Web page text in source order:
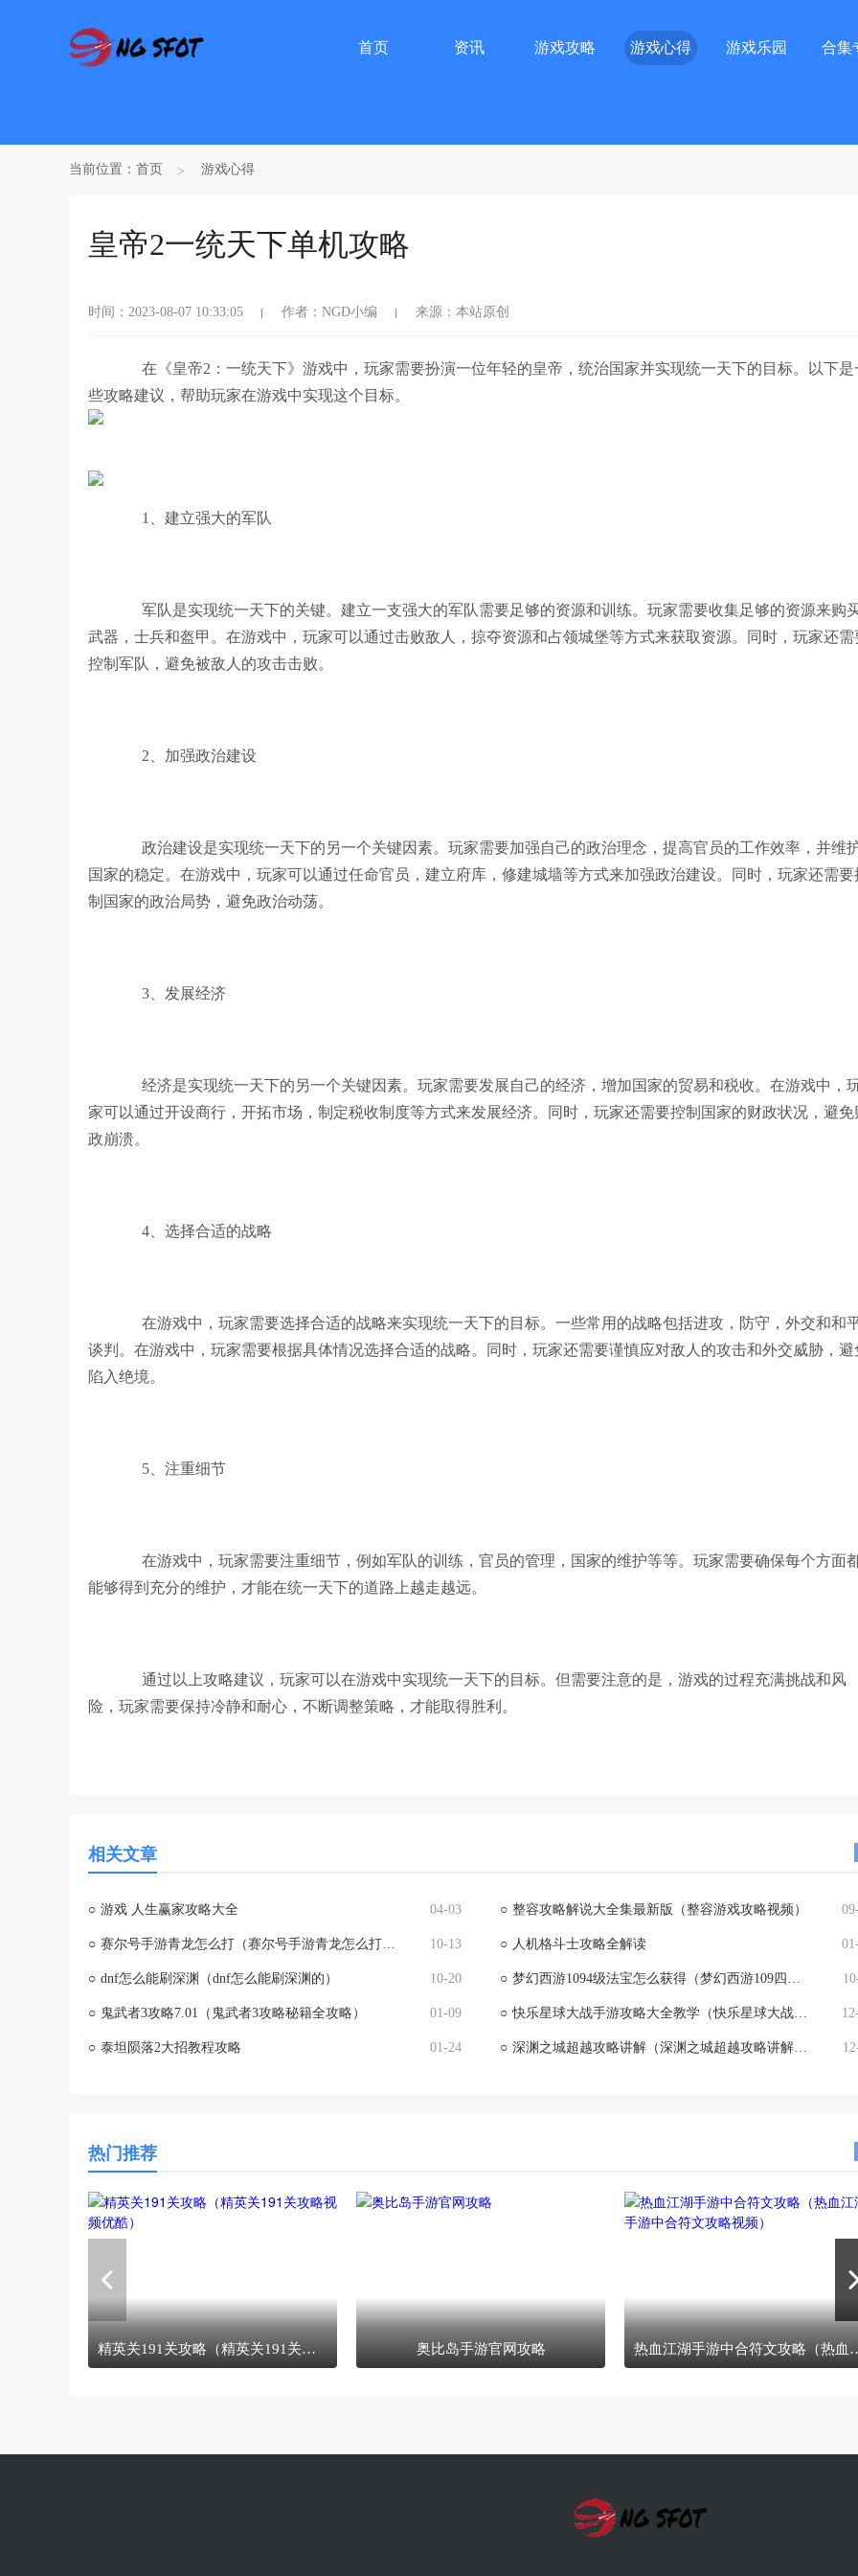
首页 资讯 游戏攻略 游戏心得 游戏乐园 合集
当前位置： 首页 游戏心得
皇帝2一统天下单机攻略
时间：2023-08-07 10:33:05 作者：NGD小编 来源：本站原创
在《皇帝2：一统天下》游戏中，玩家需要扮演一位年轻的皇帝，统治国家并实现统一天下的目标。以下是
些攻略建议，帮助玩家在游戏中实现这个目标。
1、建立强大的军队
军队是实现统一天下的关键。建立一支强大的军队需要足够的资源和训练。玩家需要收集足够的资源来购
武器，士兵和盔甲。在游戏中，玩家可以通过击败敌人，掠夺资源和占领城堡等方式来获取资源。同时，玩家还需
控制军队，避免被敌人的攻击击败。
2、加强政治建设
政治建设是实现统一天下的另一个关键因素。玩家需要加强自己的政治理念，提高官员的工作效率，并维
国家的稳定。在游戏中，玩家可以通过任命官员，建立府库，修建城墙等方式来加强政治建设。同时，玩家还需要
制国家的政治局势，避免政治动荡。
3、发展经济
经济是实现统一天下的另一个关键因素。玩家需要发展自己的经济，增加国家的贸易和税收。在游戏中，
家可以通过开设商行，开拓市场，制定税收制度等方式来发展经济。同时，玩家还需要控制国家的财政状况，避免
政崩溃。
4、选择合适的战略
在游戏中，玩家需要选择合适的战略来实现统一天下的目标。一些常用的战略包括进攻，防守，外交和和
谈判。在游戏中，玩家需要根据具体情况选择合适的战略。同时，玩家还需要谨慎应对敌人的攻击和外交威胁，避
陷入绝境。
5、注重细节
在游戏中，玩家需要注重细节，例如军队的训练，官员的管理，国家的维护等等。玩家需要确保每个方面
能够得到充分的维护，才能在统一天下的道路上越走越远。
通过以上攻略建议，玩家可以在游戏中实现统一天下的目标。但需要注意的是，游戏的过程充满挑战和风
险，玩家需要保持冷静和耐心，不断调整策略，才能取得胜利。
相关文章
○ 游戏 人生赢家攻略大全 04-03 ○ 整容攻略解说大全集最新版（整容游戏攻略视频）
○ 赛尔号手游青龙怎么打（赛尔号手游青龙怎么打技能） 10-13 ○ 人机格斗士攻略全解读
○ dnf怎么能刷深渊（dnf怎么能刷深渊的） 10-20 ○ 梦幻西游1094级法宝怎么获得（梦幻西游109四级法宝任务怎么领）
○ 鬼武者3攻略7.01（鬼武者3攻略秘籍全攻略） 01-09 ○ 快乐星球大战手游攻略大全教学（快乐星球大战手游攻略大全教学视频）
○ 泰坦陨落2大招教程攻略 01-24 ○ 深渊之城超越攻略讲解（深渊之城超越攻略讲解图）
热门推荐
精英关191关攻略（精英关191关攻略视频优酷） 奥比岛手游官网攻略 热血江湖手游中合符文攻略